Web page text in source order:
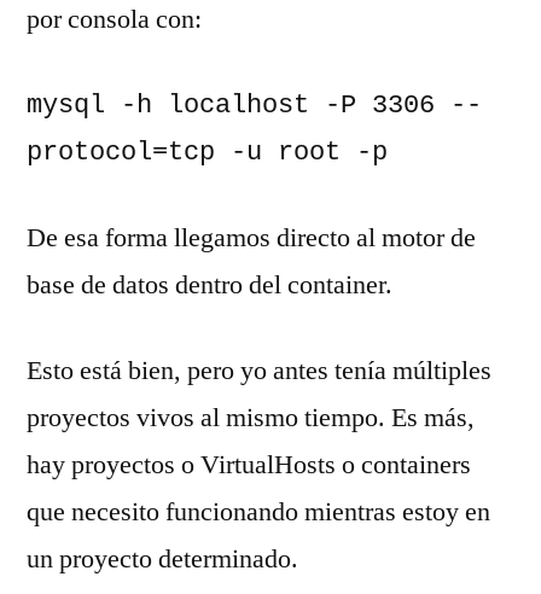
por consola con:
mysql -h localhost -P 3306 --
protocol=tcp -u root -p
De esa forma llegamos directo al motor de
base de datos dentro del container.
Esto está bien, pero yo antes tenía múltiples
proyectos vivos al mismo tiempo. Es más,
hay proyectos o VirtualHosts o containers
que necesito funcionando mientras estoy en
un proyecto determinado.